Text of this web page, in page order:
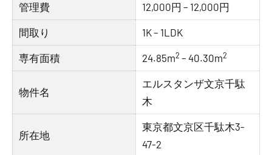
管理費 12,000円 – 12,000円
間取り 1K – 1LDK
専有面積 24.85m2 – 40.30m2
物件名
エルスタンザ文京千駄
木
所在地
東京都文京区千駄木3-
47-2